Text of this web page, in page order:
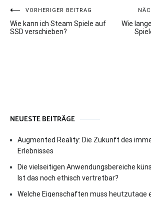
Beitragsnavigation
VORHERIGER BEITRAG
Wie kann ich Steam Spiele auf
SSD verschieben?
Wie
NEUESTE BEITRÄGE
Augmented Reality: Die Zukunft des
Erlebnisses
Die vielseitigen Anwendungsbereiche
Ist das noch ethisch vertretbar?
Welche Eigenschaften muss heutzutage